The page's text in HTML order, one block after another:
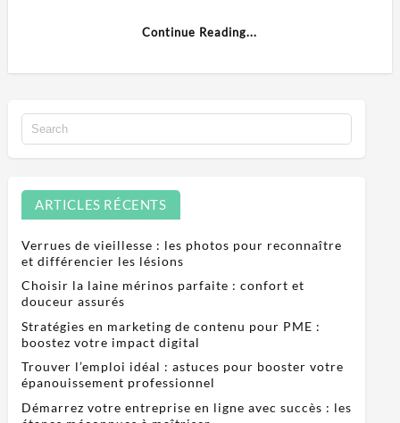
Continue Reading...
ARTICLES RÉCENTS
Verrues de vieillesse : les photos pour reconnaître
et différencier les lésions
Choisir la laine mérinos parfaite : confort et
douceur assurés
Stratégies en marketing de contenu pour PME :
boostez votre impact digital
Trouver l’emploi idéal : astuces pour booster votre
épanouissement professionnel
Démarrez votre entreprise en ligne avec succès : les